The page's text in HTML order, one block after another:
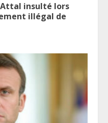
insulté lors
illégal de